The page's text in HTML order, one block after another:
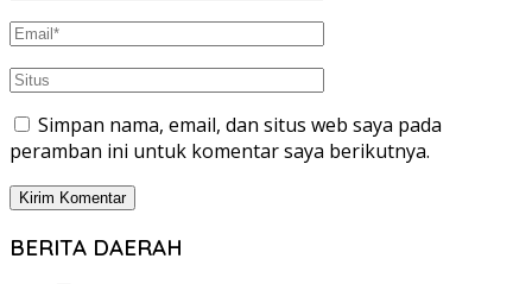
Simpan nama, email, dan situs web saya pada
peramban ini untuk komentar saya berikutnya.
BERITA DAERAH